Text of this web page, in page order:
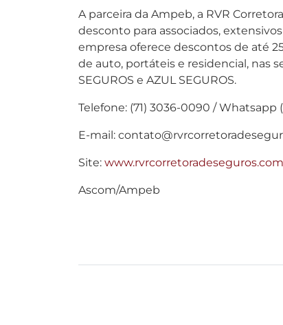
A parceira da Ampeb, a RVR
desconto para associados,
empresa oferece descontos de até
de auto, portáteis e residencial, nas
SEGUROS e AZUL SEGUROS.
Telefone: (71) 3036-0090 / Whatsapp
E-mail:
Site:
Ascom/Ampeb